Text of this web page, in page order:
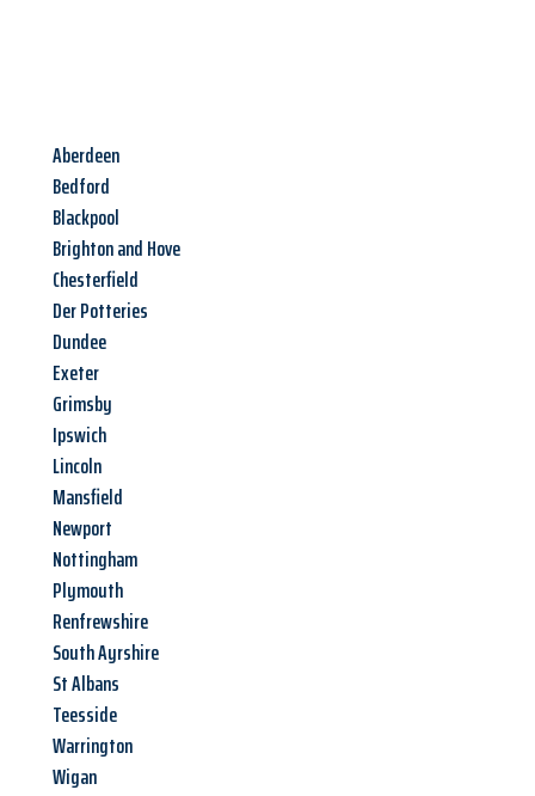
Aberdeen
Bedford
Blackpool
Brighton and Hove
Chesterfield
Der Potteries
Dundee
Exeter
Grimsby
Ipswich
Lincoln
Mansfield
Newport
Nottingham
Plymouth
Renfrewshire
South Ayrshire
St Albans
Teesside
Warrington
Wigan